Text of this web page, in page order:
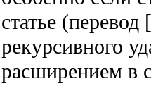
статье
рекурсивного
расширением в